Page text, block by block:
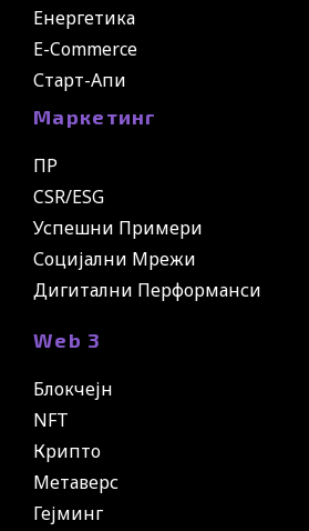
Енергетика
E-Commerce
Старт-Апи
Маркетинг
ПР
CSR/ESG
Успешни Примери
Социјални Мрежи
Дигитални Перформанси
Web 3
Блокчејн
NFT
Крипто
Метаверс
Гејминг